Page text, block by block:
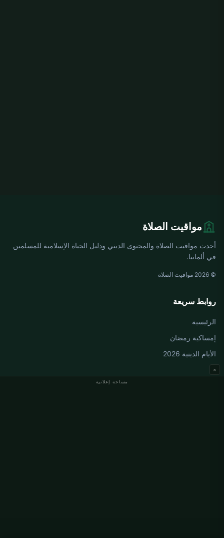
مساحة إعلانية
×
مواقيت الصلاة
أحدث مواقيت الصلاة والمحتوى الديني ودليل الحياة الإسلامية للمسلمين
في ألمانيا.
© 2026 مواقيت الصلاة
روابط سريعة
الرئيسية
إمساكية رمضان
الأيام الدينية 2026